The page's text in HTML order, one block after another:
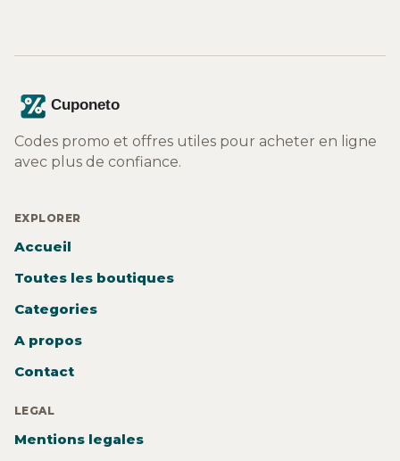
Codes promo et offres utiles pour acheter en ligne
avec plus de confiance.
EXPLORER
Accueil
Toutes les boutiques
Categories
A propos
Contact
LEGAL
Mentions legales